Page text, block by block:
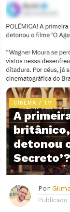
CINEMA / TV
A
britânico,
detonou
Secreto’?
Por
Publicado